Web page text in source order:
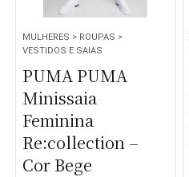
MULHERES > ROUPAS >
VESTIDOS E SAIAS
PUMA PUMA
Minissaia
Feminina
Re:collection –
Cor Bege